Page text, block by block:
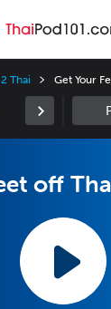
Thai Get Your
off